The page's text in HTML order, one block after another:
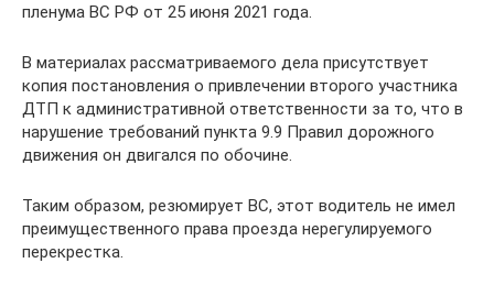
пленума ВС РФ от 25 июня 2021 года.
В материалах рассматриваемого дела присутствует
копия постановления о привлечении второго участника
ДТП к административной ответственности за то, что в
нарушение требований пункта 9.9 Правил дорожного
движения он двигался по обочине.
Таким образом, резюмирует ВС, этот водитель не имел
преимущественного права проезда нерегулируемого
перекрестка.